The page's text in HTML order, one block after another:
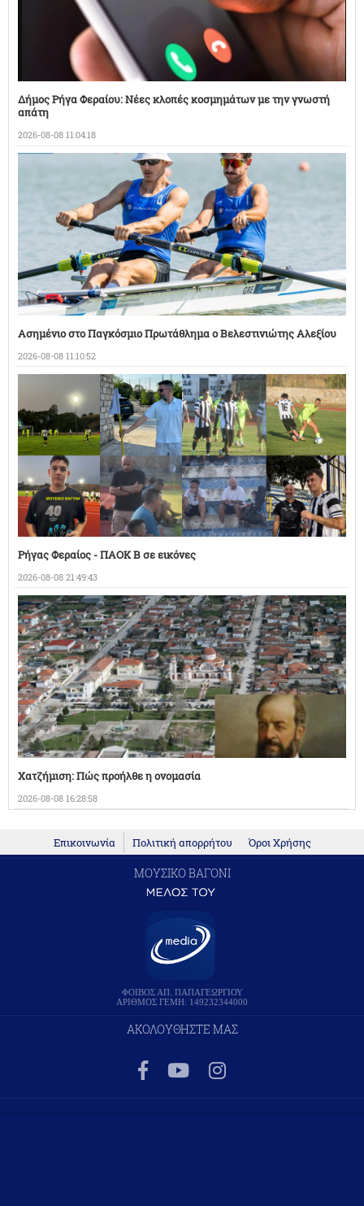
Δήμος Ρήγα Φεραίου: Νέες κλοπές κοσμημάτων με την γνωστή
απάτη
2026-08-08 11:04:18
Ασημένιο στο Παγκόσμιο Πρωτάθλημα ο Βελεστινιώτης Αλεξίου
2026-08-08 11:10:52
Ρήγας Φεραίος - ΠΑΟΚ Β σε εικόνες
2026-08-08 21:49:43
Χατζήμιση: Πώς προήλθε η ονομασία
2026-08-08 16:28:58
Επικοινωνία Πολιτική απορρήτου Όροι Χρήσης
ΜΟΥΣΙΚΟ ΒΑΓΟΝΙ
ΦΟΙΒΟΣ ΑΠ. ΠΑΠΑΓΕΩΡΓΙΟΥ
ΑΡΙΘΜΟΣ ΓΕΜΗ: 149232344000
ΑΚΟΛΟΥΘΗΣΤΕ ΜΑΣ